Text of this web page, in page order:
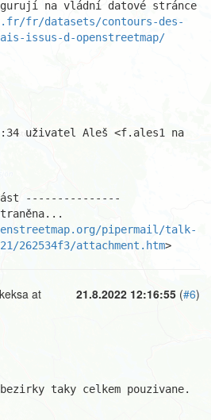
fr/datasets/contours-des-
issus-d-openstreetmap/
uživatel Aleš <f.ales1 na
---------------
pipermail/talk-
262534f3/attachment.htm>
21.8.2022 12:16:55 (#6)
at
taky celkem pouzivane.